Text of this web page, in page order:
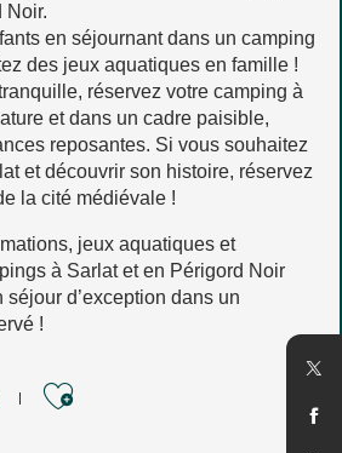
Noir.
en séjournant dans un camping
des jeux aquatiques en famille !
réservez votre camping à
et dans un cadre paisible,
reposantes. Si vous souhaitez
et découvrir son histoire, réservez
la cité médiévale !
jeux aquatiques et
à Sarlat et en Périgord Noir
d’exception dans un
!
Ajouter aux